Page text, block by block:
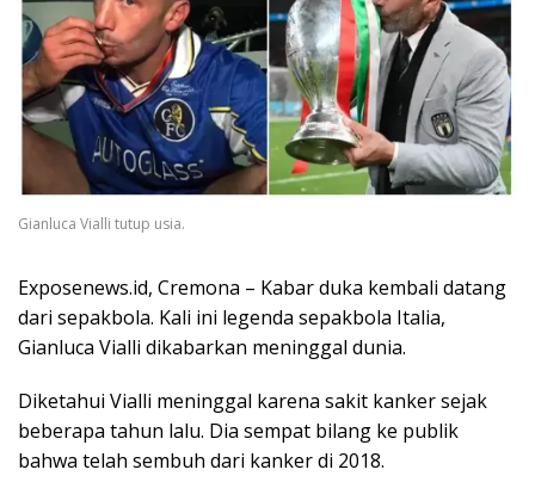
Gianluca Vialli tutup usia.
Exposenews.id, Cremona – Kabar duka kembali datang
dari sepakbola. Kali ini legenda sepakbola Italia,
Gianluca Vialli dikabarkan meninggal dunia.
Diketahui Vialli meninggal karena sakit kanker sejak
beberapa tahun lalu. Dia sempat bilang ke publik
bahwa telah sembuh dari kanker di 2018.